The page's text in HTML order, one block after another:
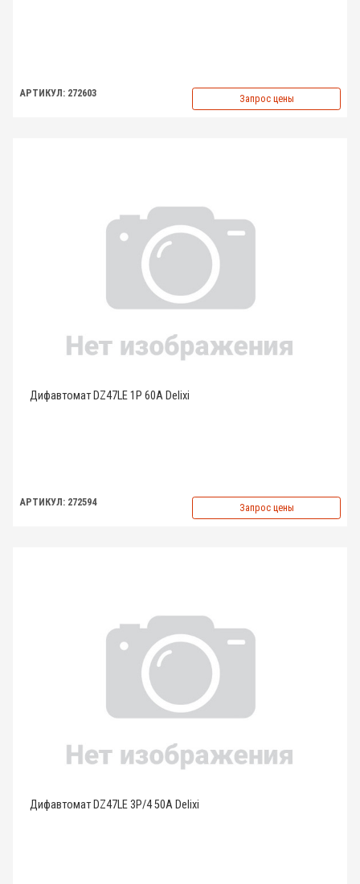
АРТИКУЛ: 272603 Запрос цены
Дифавтомат DZ47LE 1P 60A Delixi
АРТИКУЛ: 272594 Запрос цены
Дифавтомат DZ47LE 3P/4 50A Delixi